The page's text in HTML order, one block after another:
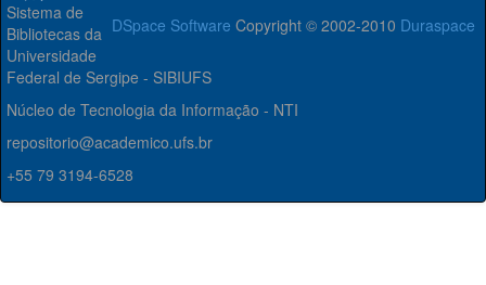
DSpace Software Copyright © 2002-2010 Duraspace
Sistema de
Bibliotecas da
Universidade
Federal de Sergipe - SIBIUFS
Núcleo de Tecnologia da Informação - NTI
repositorio@academico.ufs.br
+55 79 3194-6528